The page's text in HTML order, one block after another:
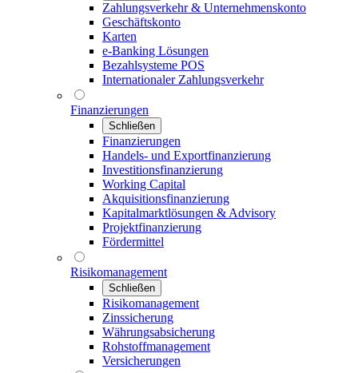
Zahlungsverkehr & Unternehmenskonto
Geschäftskonto
Karten
e-Banking Lösungen
Bezahlsysteme POS
Internationaler Zahlungsverkehr
Finanzierungen
Schließen
Finanzierungen
Handels- und Exportfinanzierung
Investitionsfinanzierung
Working Capital
Akquisitionsfinanzierung
Kapitalmarktlösungen & Advisory
Projektfinanzierung
Fördermittel
Risikomanagement
Schließen
Risikomanagement
Zinssicherung
Währungsabsicherung
Rohstoffmanagement
Versicherungen